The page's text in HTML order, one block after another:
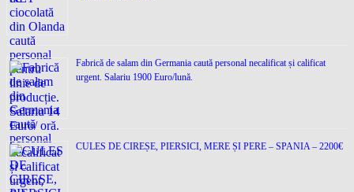
Fabrică de salam din Germania caută personal necalificat și calificat
urgent. Salariu 1900 Euro/lună.
CULES DE CIREȘE, PIERSICI, MERE ȘI PERE – SPANIA – 2200€